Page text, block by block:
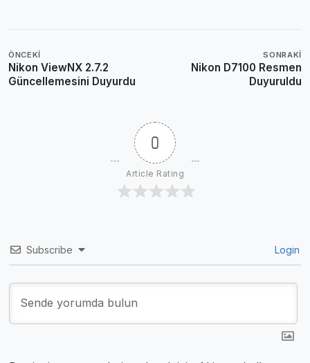
ÖNCEKI
Nikon ViewNX 2.7.2
Güncellemesini Duyurdu
SONRAKI
Nikon D7100 Resmen
Duyuruldu
0
Article Rating
Subscribe Login